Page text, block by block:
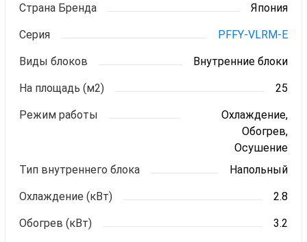
Страна Бренда Япония
Серия PFFY-VLRM-E
Виды блоков Внутренние блоки
На площадь (м2) 25
Режим работы
Охлаждение,
Обогрев,
Осушение
Тип внутреннего блока
Напольный
Охлаждение (кВт) 2.8
Обогрев (кВт) 3.2